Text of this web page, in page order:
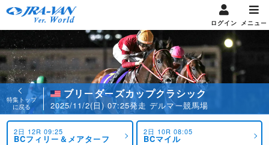
ログイン メニュー
特集トップ
に戻る
ブリーダーズカップクラシック
2025/11/2(日) 07:25発走 デルマー競馬場
2日 12R 09:25
BCフィリー＆メアターフ
2日 10R 08:05
BCマイル